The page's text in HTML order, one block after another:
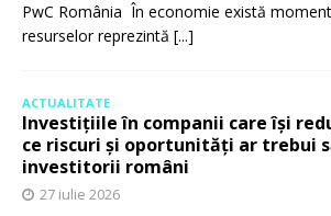
PwC România În economie există
resurselor reprezintă [...]
ACTUALITATE
Investițiile în companii care își
ce riscuri și oportunități ar trebui
investitorii români
27 iulie 2026